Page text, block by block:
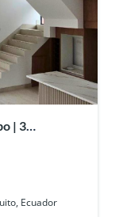
| 3
Ecuador